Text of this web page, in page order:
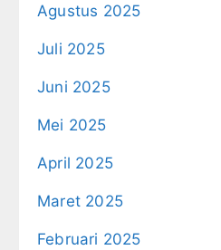
Agustus 2025
Juli 2025
Juni 2025
Mei 2025
April 2025
Maret 2025
Februari 2025